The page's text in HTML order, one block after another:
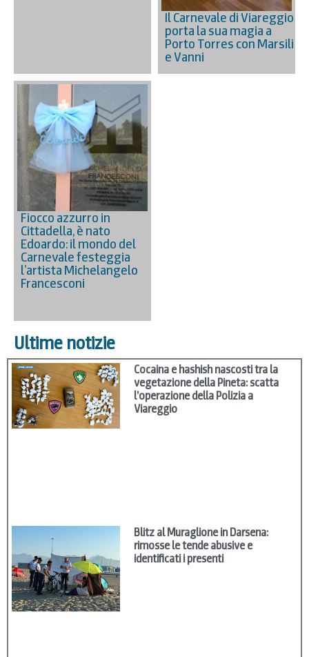
Il Carnevale di Viareggio
porta la sua magia a
Porto Torres con Marsili
e Vanni
Fiocco azzurro in
Cittadella, è nato
Edoardo: il mondo del
Carnevale festeggia
l’artista Michelangelo
Francesconi
Ultime notizie
Cocaina e hashish nascosti tra la
vegetazione della Pineta: scatta
l’operazione della Polizia a
Viareggio
Blitz al Muraglione in Darsena:
rimosse le tende abusive e
identificati i presenti